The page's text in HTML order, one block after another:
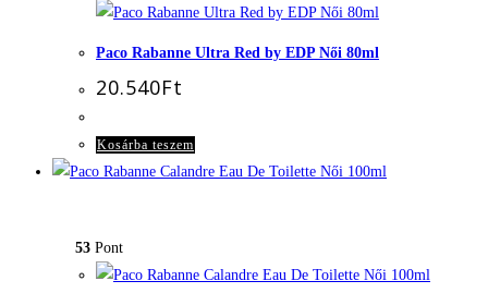
változatok
a
Paco Rabanne Ultra Red by EDP Női 80ml
20.540Ft
Kosárba teszem
53 Pont